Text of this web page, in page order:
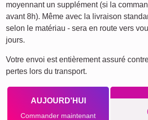
moyennant un supplément (si la
avant 8h). Même avec la livraison
selon le matériau - sera en route vers
jours.
Votre envoi est entièrement assuré
pertes lors du transport.
AUJOURD'HUI
Commander maintenant